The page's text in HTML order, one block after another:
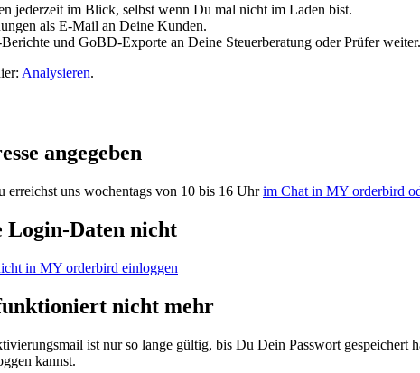
jederzeit im Blick, selbst wenn Du mal nicht im Laden bist.
als E-Mail an Deine Kunden.
Berichte und GoBD-Exporte an Deine Steuerberatung oder Prüfer weiter.
: Analysieren.
angegeben
erreichst uns wochentags von 10 bis 16 Uhr im Chat in MY orderbird
Login-Daten nicht
in MY orderbird einloggen
nicht mehr
ist nur so lange gültig, bis Du Dein Passwort gespeichert
kannst.